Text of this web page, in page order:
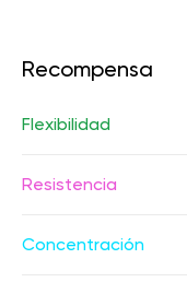
Recompensa
Flexibilidad
Resistencia
Concentración